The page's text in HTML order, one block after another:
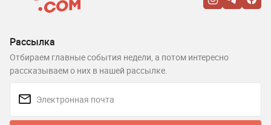
Рассылка
Отбираем главные события недели, а потом интересно
рассказываем о них в нашей рассылке.